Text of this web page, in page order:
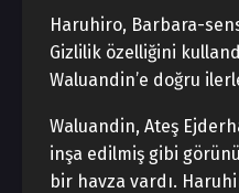
Haruhiro, Barbara-
Gizlilik özelliğini
Waluandin’e doğru
Waluandin, Ateş
inşa edilmiş gibi
bir havza vardı.